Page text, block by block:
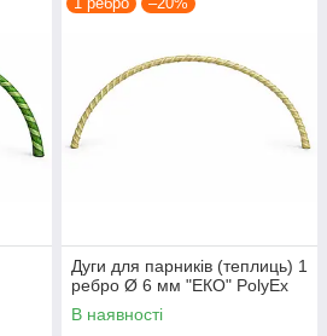
Дуги для парників (теплиць) 1
ребро Ø 6 мм "ЕКО" PolyEx
В наявності